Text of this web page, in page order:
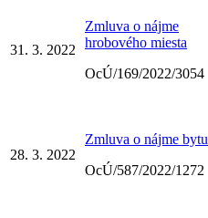
31. 3. 2022
Zmluva o nájme
hrobového miesta
OcÚ/169/2022/3054
28. 3. 2022
Zmluva o nájme bytu
OcÚ/587/2022/1272